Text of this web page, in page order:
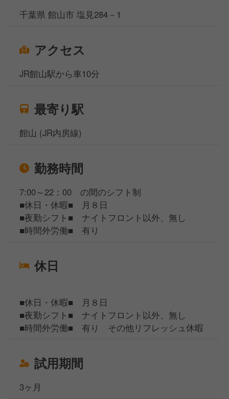
千葉県 館山市 塩見284－1
アクセス
JR館山駅から車10分
最寄り駅
館山 (JR内房線)
勤務時間
7:00～22：00 の間のシフト制
■休日・休暇■ 月８日
■夜勤シフト■ ナイトフロント以外、無し
■時間外労働■ 有り
休日
■休日・休暇■ 月８日
■夜勤シフト■ ナイトフロント以外、無し
■時間外労働■ 有り その他リフレッシュ休暇
試用期間
3ヶ月